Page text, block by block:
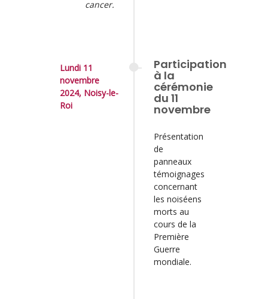
cancer.
Lundi 11
novembre
2024, Noisy-le-
Roi
Participation
à la
cérémonie
du 11
novembre
Présentation
de
panneaux
témoignages
concernant
les noiséens
morts au
cours de la
Première
Guerre
mondiale.